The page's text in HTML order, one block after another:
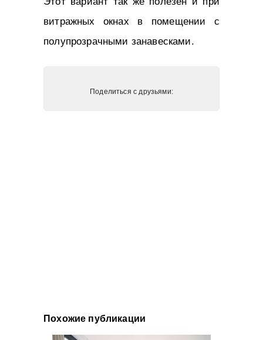
витражных окнах в помещении с
полупрозрачными занавесками.
Поделиться с друзьями:
Похожие публикации